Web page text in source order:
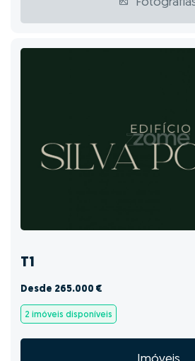
T1
Desde 265.000 €
2 imóveis disponíveis